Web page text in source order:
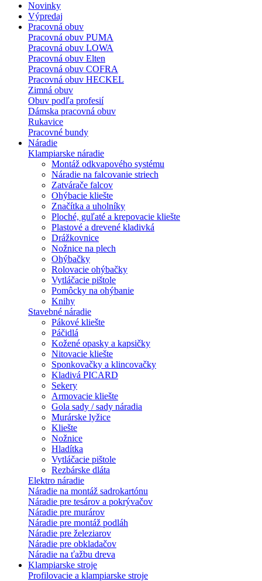
Novinky
Výpredaj
Pracovná obuv
Pracovná obuv PUMA
Pracovná obuv LOWA
Pracovná obuv Elten
Pracovná obuv COFRA
Pracovná obuv HECKEL
Zimná obuv
Obuv podľa profesií
Dámska pracovná obuv
Rukavice
Pracovné bundy
Náradie
Klampiarske náradie
Montáž odkvapového systému
Náradie na falcovanie striech
Zatvárače falcov
Ohýbacie kliešte
Značítka a uholníky
Ploché, guľaté a krepovacie kliešte
Plastové a drevené kladivká
Drážkovnice
Nožnice na plech
Ohýbačky
Rolovacie ohýbačky
Vytláčacie pištole
Pomôcky na ohýbanie
Knihy
Stavebné náradie
Pákové kliešte
Páčidlá
Kožené opasky a kapsičky
Nitovacie kliešte
Sponkovačky a klincovačky
Kladivá PICARD
Sekery
Armovacie kliešte
Gola sady / sady náradia
Murárske lyžice
Kliešte
Nožnice
Hladítka
Vytláčacie pištole
Rezbárske dláta
Elektro náradie
Náradie na montáž sadrokartónu
Náradie pre tesárov a pokrývačov
Náradie pre murárov
Náradie pre montáž podláh
Náradie pre železiarov
Náradie pre obkladačov
Náradie na ťažbu dreva
Klampiarske stroje
Profilovacie a klampiarske stroje